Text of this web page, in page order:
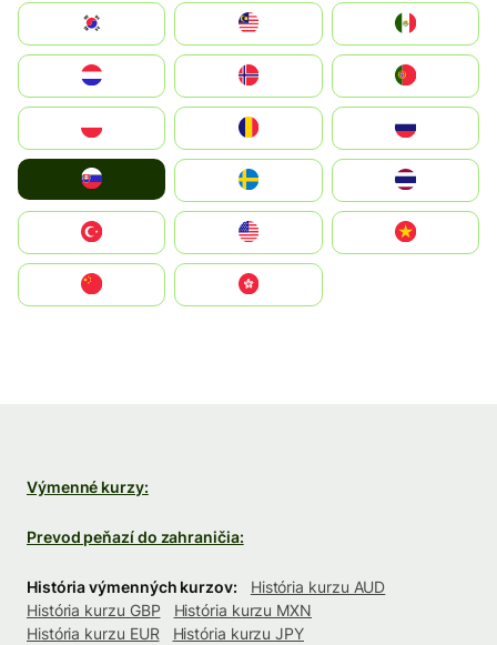
South Korea
United States
中國香港特別行政區
Výmenné kurzy:
Prevod peňazí do zahraničia:
História výmenných kurzov:
História kurzu AUD
História kurzu GBP
História kurzu MXN
História kurzu EUR
História kurzu JPY